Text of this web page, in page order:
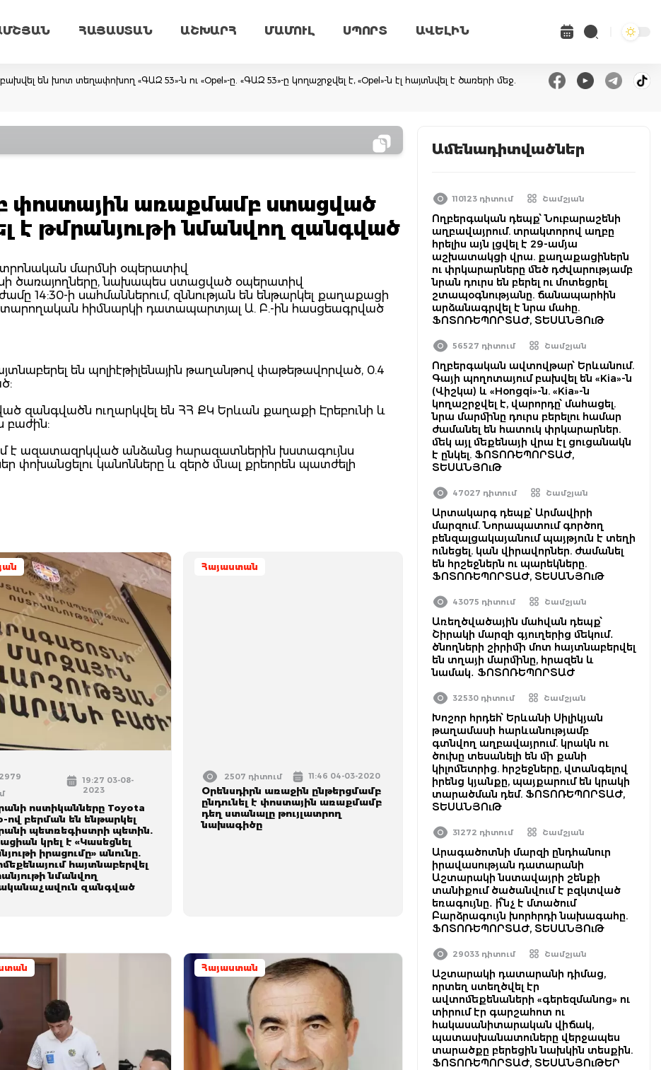
ՀԱՅԱՍՏԱՆ ԱՇԽԱՐՀ ՄԱՄՈՒԼ ՍՊՈՐՏ ԱՎԵԼԻՆ
են խոտ տեղափոխող «ԳԱԶ 53»-ն ու «Opel»-ը. «ԳԱԶ 53»-ը կողաշրջվել է, «Opel»-ն էլ հայտնվել է ծառերի մեջ.
առաքմամբ ստացված
է թմրանյութի նմանվող զանգված
մարմնի օպերատիվ
ծառայողները, նախապես ստացված օպերատիվ
ժամը 14:30-ի սահմաններում, զննության են ենթարկել քաղաքացի
հիմնարկի դատապարտյալ Ա. Բ.-ին հասցեագրված
են պոլիէթիլենային թաղանթով փաթեթավորված, 0.4
զանգվածն ուղարկվել են ՀՀ ՔԿ Երևան քաղաքի Էրեբունի և
բաժին:
է ազատազրկված անձանց հարազատներին խստագույնս
կանոնները և զերծ մնալ քրեորեն պատժելի
19:27 03-08-
2023
ոստիկանները Toyota
ով բերման են ենթարկել
պետռեգիստրի պետին.
կրել է «Կասեցնել
իրացումը» անունը.
հայտնաբերվել
նմանվող
զանգված
Հայաստան
2507 դիտում 11:46 04-03-2020
Օրենսդիրն առաջին ընթերցմամբ
ընդունել է փոստային առաքմամբ
դեղ ստանալը թույլատրող
նախագիծը
Հայաստան
Ամենադիտվածներ
110123 դիտում Շամշյան
Ողբերգական դեպք՝ Նուբարաշենի
աղբավայրում. տրակտորով աղբը
հրելիս այն լցվել է 29-ամյա
աշխատակցի վրա. քաղաքացիներն
ու փրկարարները մեծ դժվարությամբ
նրան դուրս են բերել ու մոտեցրել
շտապօգնությանը. ճանապարհին
արձանագրվել է նրա մահը.
ՖՈՏՈՌԵՊՈՐՏԱԺ, ՏԵՍԱՆՅՈւԹ
56527 դիտում Շամշյան
Ողբերգական ավտովթար՝ Երևանում.
Գայի պողոտայում բախվել են «Kia»-ն
(Վիշկա) և «Hongqi»-ն. «Kia»-ն
կողաշրջվել է, վարորդը՝ մահացել.
նրա մարմինը դուրս բերելու համար
ժամանել են հատուկ փրկարարներ.
մեկ այլ մեքենայի վրա էլ ցուցանակն
է ընկել. ՖՈՏՈՌԵՊՈՐՏԱԺ,
ՏԵՍԱՆՅՈւԹ
47027 դիտում Շամշյան
Արտակարգ դեպք՝ Արմավիրի
մարզում. Նորապատում գործող
բենզալցակայանում պայթյուն է տեղի
ունեցել. կան վիրավորներ. ժամանել
են հրշեջներն ու պարեկները.
ՖՈՏՈՌԵՊՈՐՏԱԺ, ՏԵՍԱՆՅՈւԹ
43075 դիտում Շամշյան
Առեղծվածային մահվան դեպք՝
Շիրակի մարզի գյուղերից մեկում․
ծնողների շիրիմի մոտ հայտնաբերվել
են տղայի մարմինը, հրազեն և
նամակ․ ՖՈՏՈՌԵՊՈՐՏԱԺ
32530 դիտում Շամշյան
Խոշոր հրդեհ՝ Երևանի Սիլիկյան
թաղամասի հարևանությամբ
գտնվող աղբավայրում. կրակն ու
ծուխը տեսանելի են մի քանի
կիլոմետրից. հրշեջները, վտանգելով
իրենց կյանքը, պայքարում են կրակի
տարածման դեմ. ՖՈՏՈՌԵՊՈՐՏԱԺ,
ՏԵՍԱՆՅՈւԹ
31272 դիտում Շամշյան
Արագածոտնի մարզի ընդհանուր
իրավասության դատարանի
Աշտարակի նստավայրի շենքի
տանիքում ծածանվում է բզկտված
եռագույնը․ ի՞նչ է մտածում
Բարձրագույն խորհրդի նախագահը.
ՖՈՏՈՌԵՊՈՐՏԱԺ, ՏԵՍԱՆՅՈւԹ
29033 դիտում Շամշյան
Աշտարակի դատարանի դիմաց,
որտեղ ստեղծվել էր
ավտոմեքենաների «գերեզմանոց» ու
տիրում էր գարշահոտ ու
հակասանիտարական վիճակ,
պատասխանատուները վերջապես
տարածքը բերեցին նախկին տեսքին.
ՖՈՏՈՌԵՊՈՐՏԱԺ, ՏԵՍԱՆՅՈւԹԵՐ